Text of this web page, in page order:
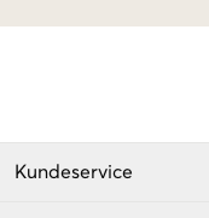
Kundeservice